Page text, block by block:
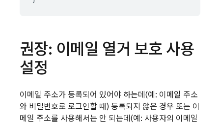
권장: 이메일 열거 보호 사용
설정
이메일 주소가 등록되어 있어야 하는데(예: 이메일 주소
와 비밀번호로 로그인할 때) 등록되지 않은 경우 또는 이
메일 주소를 사용해서는 안 되는데(예: 사용자의 이메일